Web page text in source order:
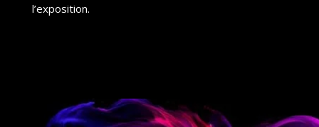
l’exposition.